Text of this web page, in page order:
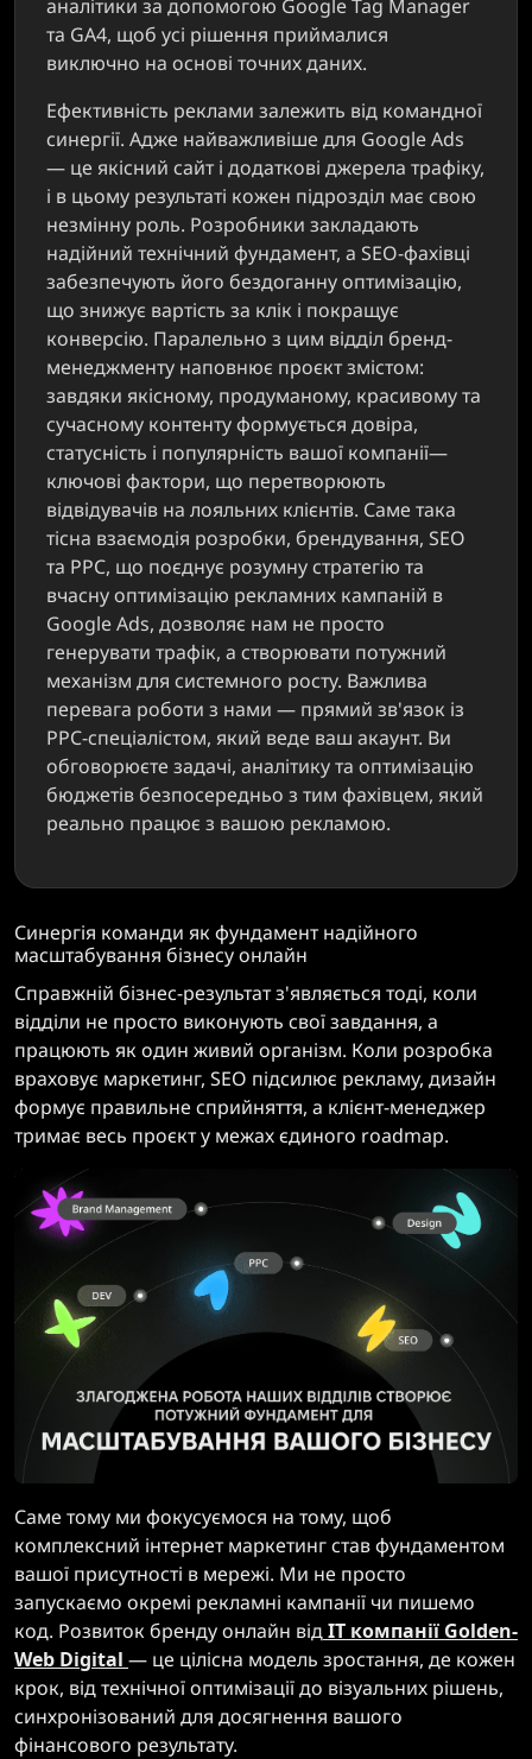
аналітики за допомогою Google Tag Manager
та GA4, щоб усі рішення приймалися
виключно на основі точних даних.
Ефективність реклами залежить від командної
синергії. Адже найважливіше для Google Ads
— це якісний сайт і додаткові джерела трафіку,
і в цьому результаті кожен підрозділ має свою
незмінну роль. Розробники закладають
надійний технічний фундамент, а SEO-фахівці
забезпечують його бездоганну оптимізацію,
що знижує вартість за клік і покращує
конверсію. Паралельно з цим відділ бренд-
менеджменту наповнює проєкт змістом:
завдяки якісному, продуманому, красивому та
сучасному контенту формується довіра,
статусність і популярність вашої компанії—
ключові фактори, що перетворюють
відвідувачів на лояльних клієнтів. Саме така
тісна взаємодія розробки, брендування, SEO
та PPC, що поєднує розумну стратегію та
вчасну оптимізацію рекламних кампаній в
Google Ads, дозволяє нам не просто
генерувати трафік, а створювати потужний
механізм для системного росту. Важлива
перевага роботи з нами — прямий зв'язок із
PPC-спеціалістом, який веде ваш акаунт. Ви
обговорюєте задачі, аналітику та оптимізацію
бюджетів безпосередньо з тим фахівцем, який
реально працює з вашою рекламою.
Синергія команди як фундамент надійного
масштабування бізнесу онлайн
Справжній бізнес-результат з'являється тоді, коли
відділи не просто виконують свої завдання, а
працюють як один живий організм. Коли розробка
враховує маркетинг, SEO підсилює рекламу, дизайн
формує правильне сприйняття, а клієнт-менеджер
тримає весь проєкт у межах єдиного roadmap.
Саме тому ми фокусуємося на тому, щоб
комплексний інтернет маркетинг став фундаментом
вашої присутності в мережі. Ми не просто
запускаємо окремі рекламні кампанії чи пишемо
код. Розвиток бренду онлайн відIT компанії Golden-
Web Digital — це цілісна модель зростання, де кожен
крок, від технічної оптимізації до візуальних рішень,
синхронізований для досягнення вашого
фінансового результату.